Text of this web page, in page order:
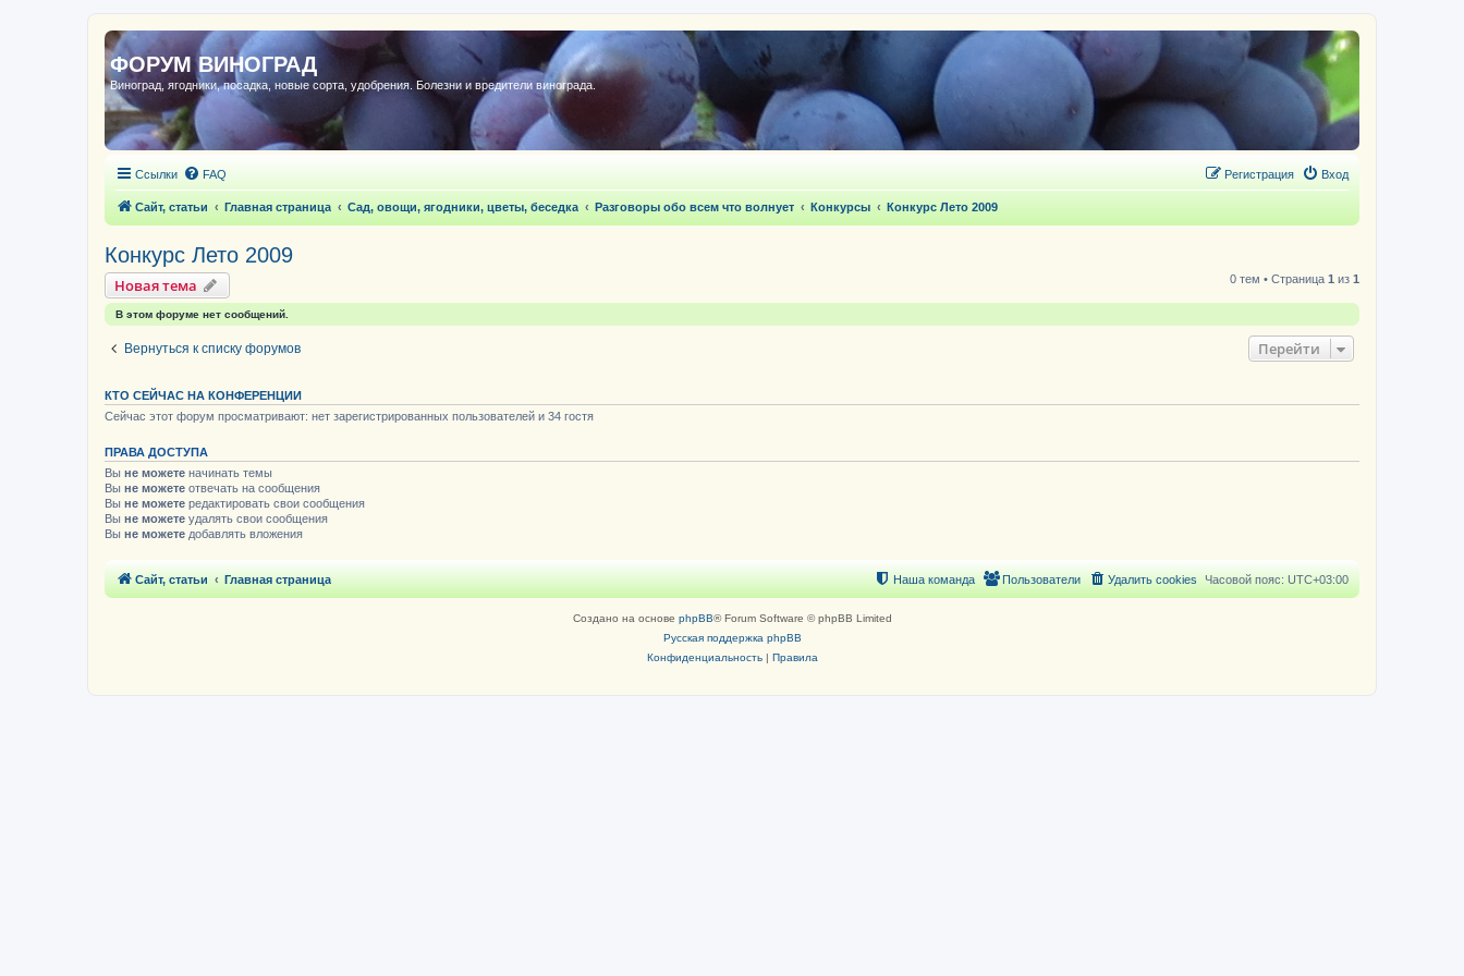
ФОРУМ ВИНОГРАД
Виноград, ягодники, посадка, новые сорта, удобрения. Болезни и вредители винограда.
Ссылки FAQ Вход
Регистрация
Сайт, статьи Главная страница Сад, овощи, ягодники, цветы, беседка Разговоры обо всем что волнует Конкурсы Конкурс Лето 2009
Конкурс Лето 2009
Новая тема 0 тем • Страница 1 из 1
В этом форуме нет сообщений.
Вернуться к списку форумов Перейти
КТО СЕЙЧАС НА КОНФЕРЕНЦИИ
Сейчас этот форум просматривают: нет зарегистрированных пользователей и 34 гостя
ПРАВА ДОСТУПА
Вы не можете начинать темы
Вы не можете отвечать на сообщения
Вы не можете редактировать свои сообщения
Вы не можете удалять свои сообщения
Вы не можете добавлять вложения
Сайт, статьи Главная страница Часовой пояс: UTC+03:00
Удалить cookies
Пользователи
Наша команда
Создано на основе phpBB® Forum Software © phpBB Limited
Русская поддержка phpBB
Конфиденциальность| Правила